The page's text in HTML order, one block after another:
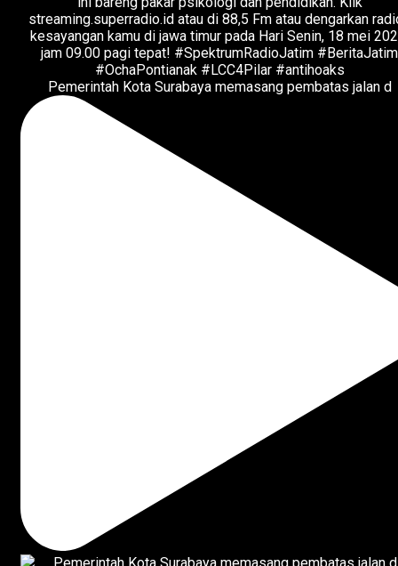
Pemerintah Kota Surabaya memasang pembatas jalan d